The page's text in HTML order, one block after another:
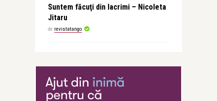
Suntem făcuţi din lacrimi – Nicoleta
Jitaru
de revistatango